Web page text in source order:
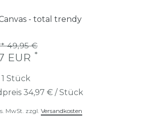
- total trendy
49,95 €
EUR *
1 Stück
34,97 € / Stück
MwSt. zzgl. Versandkosten